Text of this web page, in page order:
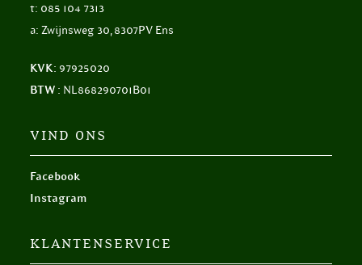
t: 085 104 7313
a: Zwijnsweg 30, 8307PV Ens
KVK: 97925020
BTW : NL868290701B01
VIND ONS
Facebook
Instagram
KLANTENSERVICE